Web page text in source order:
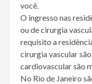
você.
O ingresso nas
ou de cirurgia
requisito a
cirurgia vascular
cardiovascular são
No Rio de Janeiro